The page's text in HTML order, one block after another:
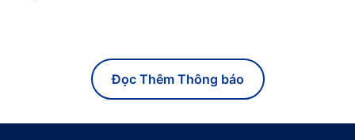
Đọc Thêm Thông báo